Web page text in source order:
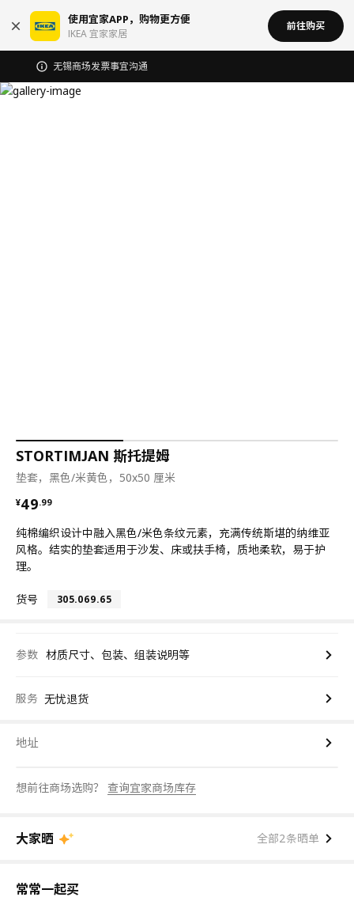
使用宜家APP，购物更方便
IKEA 宜家家居
前往购买
无锡商场发票事宜沟通
STORTIMJAN 斯托提姆
垫套，黑色/米黄色，50x50 厘米
¥49.99
¥ 49.99
纯棉编织设计中融入黑色/米色条纹元素，充满传统斯堪的纳维亚
风格。结实的垫套适用于沙发、床或扶手椅，质地柔软，易于护
理。
货号 305.069.65
参数 材质尺寸、包装、组装说明等
服务 无忧退货
地址
想前往商场选购？ 查询宜家商场库存
大家晒 全部2条晒单
常常一起买